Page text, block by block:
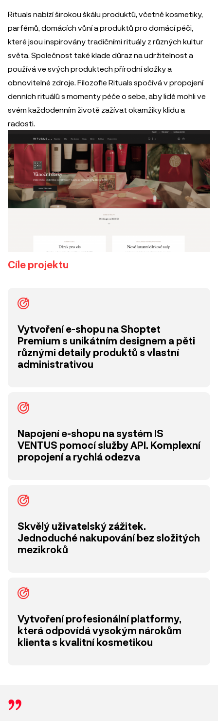
Rituals nabízí širokou škálu produktů, včetně kosmetiky,
parfémů, domácích vůní a produktů pro domácí péči,
které jsou inspirovány tradičními rituály z různých kultur
světa. Společnost také klade důraz na udržitelnost a
používá ve svých produktech přírodní složky a
obnovitelné zdroje. Filozofie Rituals spočívá v propojení
denních rituálů s momenty péče o sebe, aby lidé mohli ve
svém každodenním životě zažívat okamžiky klidu a
radosti.
Cíle projektu
Vytvoření e-shopu na Shoptet
Premium s unikátním designem a pěti
různými detaily produktů s vlastní
administrativou
Napojení e-shopu na systém IS
VENTUS pomocí služby API. Komplexní
propojení a rychlá odezva
Skvělý uživatelský zážitek.
Jednoduché nakupování bez složitých
mezikroků
Vytvoření profesionální platformy,
která odpovídá vysokým nárokům
klienta s kvalitní kosmetikou